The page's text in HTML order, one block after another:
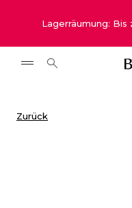
Lagerräumung: Bis
Zurück